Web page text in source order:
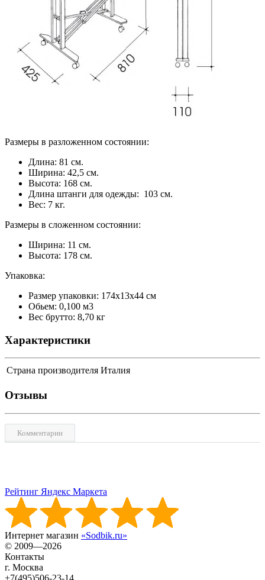
Размеры в разложенном состоянии:
Длина: 81 см.
Ширина: 42,5 см.
Высота: 168 см.
Длина штанги для одежды: 103 см.
Вес: 7 кг.
Размеры в сложенном состоянии:
Ширина: 11 см.
Высота: 178 см.
Упаковка:
Размер упаковки: 174x13x44 см
Обьем: 0,100 м3
Вес брутто: 8,70 кг
Характеристики
Страна производителя Италия
Отзывы
Комментарии
Рейтинг Яндекс Маркета
Интернет магазин «Sodbik.ru»
© 2009—2026
Контакты
г. Москва
+7(495)506-23-14